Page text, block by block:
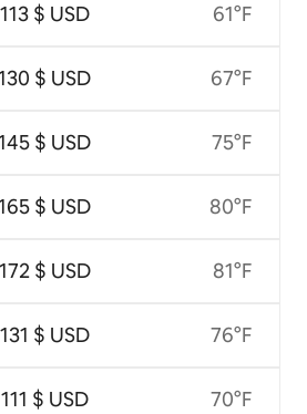
113 $ USD
$ USD
$ USD
$ USD
172 $ USD
131 $ USD
111 $ USD
61°F
67°F
75°F
80°F
81°F
76°F
70°F